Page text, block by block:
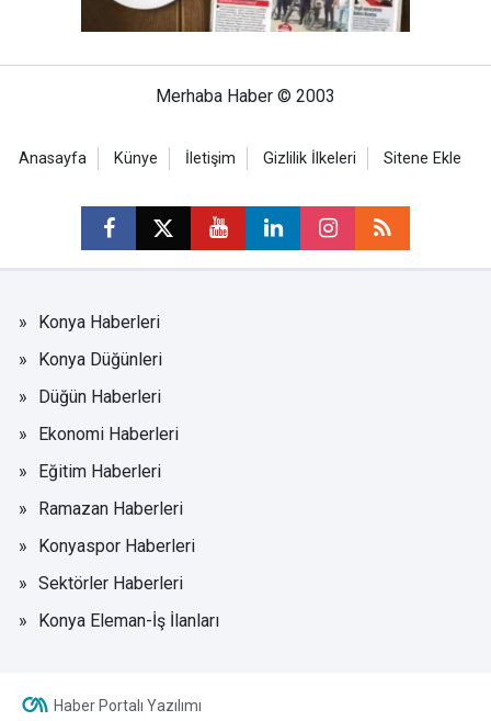
Merhaba Haber © 2003
Anasayfa Künye İletişim Gizlilik İlkeleri Sitene Ekle
Konya Haberleri
Konya Düğünleri
Düğün Haberleri
Ekonomi Haberleri
Eğitim Haberleri
Ramazan Haberleri
Konyaspor Haberleri
Sektörler Haberleri
Konya Eleman-İş İlanları
Haber Portalı Yazılımı